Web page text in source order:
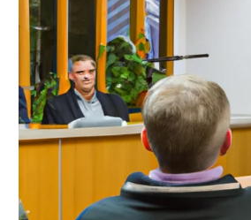
Die dringende Notwendigkeit
der Wohnungsbaupolitik in
Eine Analyse des SPD-